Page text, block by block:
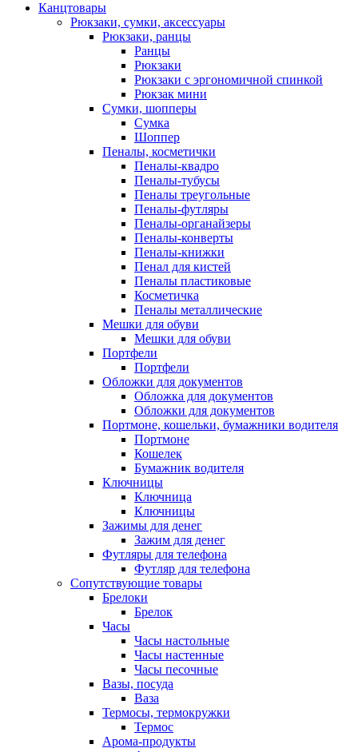
Канцтовары
Рюкзаки, сумки, аксессуары
Рюкзаки, ранцы
Ранцы
Рюкзаки
Рюкзаки с эргономичной спинкой
Рюкзак мини
Сумки, шопперы
Сумка
Шоппер
Пеналы, косметички
Пеналы-квадро
Пеналы-тубусы
Пеналы треугольные
Пеналы-футляры
Пеналы-органайзеры
Пеналы-конверты
Пеналы-книжки
Пенал для кистей
Пеналы пластиковые
Косметичка
Пеналы металлические
Мешки для обуви
Мешки для обуви
Портфели
Портфели
Обложки для документов
Обложка для документов
Обложки для документов
Портмоне, кошельки, бумажники водителя
Портмоне
Кошелек
Бумажник водителя
Ключницы
Ключница
Ключницы
Зажимы для денег
Зажим для денег
Футляры для телефона
Футляр для телефона
Сопутствующие товары
Брелоки
Брелок
Часы
Часы настольные
Часы настенные
Часы песочные
Вазы, посуда
Ваза
Термосы, термокружки
Термос
Арома-продукты